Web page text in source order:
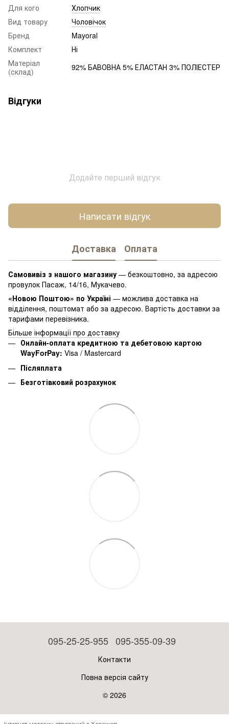
Для кого
Хлопчик
Вид товару
Чоловічок
Бренд
Mayoral
Комплект
Ні
Матеріал
(склад)
92% БАВОВНА 5% ЕЛАСТАН 3% ПОЛІЕСТЕР
Відгуки
Додайте перший відгук
Написати відгук
Доставка Оплата
Самовивіз з нашого магазину — безкоштовно, за адресою
провулок Пасаж, 14/16, Мукачево.
«Новою Поштою» по Україні — можлива доставка на
відділення, поштомат або за адресою. Вартість доставки за
тарифами перевізника.
Більше інформації про доставку
Онлайн-оплата кредитною та дебетовою картою
WayForPay: Visa / Mastercard
Післяплата
Безготівковий розрахунок
095-25-25-955 095-355-09-39
Контакти
Повна версія сайту
© 2026